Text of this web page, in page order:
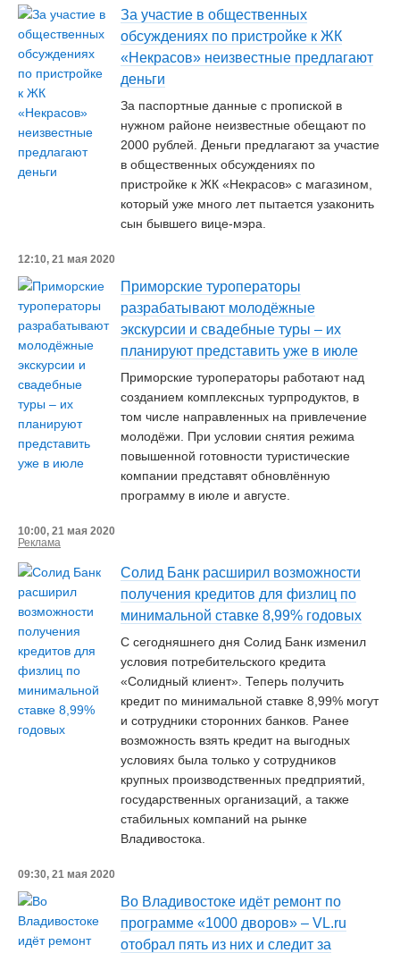
За участие в общественных
обсуждениях по пристройке к ЖК
«Некрасов» неизвестные предлагают
деньги
За паспортные данные с пропиской в
нужном районе неизвестные обещают по
2000 рублей. Деньги предлагают за участие
в общественных обсуждениях по
пристройке к ЖК «Некрасов» с магазином,
который уже много лет пытается узаконить
сын бывшего вице-мэра.
12:10, 21 мая 2020
Приморские туроператоры
разрабатывают молодёжные
экскурсии и свадебные туры – их
планируют представить уже в июле
Приморские туроператоры работают над
созданием комплексных турпродуктов, в
том числе направленных на привлечение
молодёжи. При условии снятия режима
повышенной готовности туристические
компании представят обновлённую
программу в июле и августе.
10:00, 21 мая 2020
Реклама
Солид Банк расширил возможности
получения кредитов для физлиц по
минимальной ставке 8,99% годовых
С сегодняшнего дня Солид Банк изменил
условия потребительского кредита
«Солидный клиент». Теперь получить
кредит по минимальной ставке 8,99% могут
и сотрудники сторонних банков. Ранее
возможность взять кредит на выгодных
условиях была только у сотрудников
крупных производственных предприятий,
государственных организаций, а также
стабильных компаний на рынке
Владивостока.
09:30, 21 мая 2020
Во Владивостоке идёт ремонт по
программе «1000 дворов» – VL.ru
отобрал пять из них и следит за